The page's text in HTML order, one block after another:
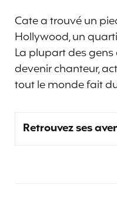
Cate a trouvé un
Hollywood, un
La plupart des gens
devenir chanteur,
tout le monde fait
Retrouvez ses